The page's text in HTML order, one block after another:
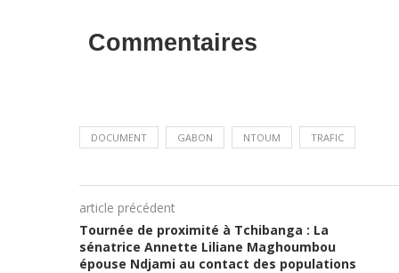
Commentaires
DOCUMENT GABON NTOUM TRAFIC
article précédent
Tournée de proximité à Tchibanga : La
sénatrice Annette Liliane Maghoumbou
épouse Ndjami au contact des populations